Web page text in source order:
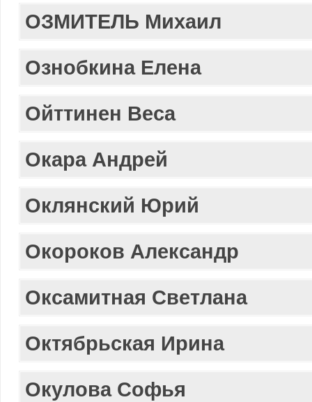
ОЗМИТЕЛЬ Михаил
Ознобкина Елена
Ойттинен Веса
Окара Андрей
Оклянский Юрий
Окороков Александр
Оксамитная Светлана
Октябрьская Ирина
Окулова Софья